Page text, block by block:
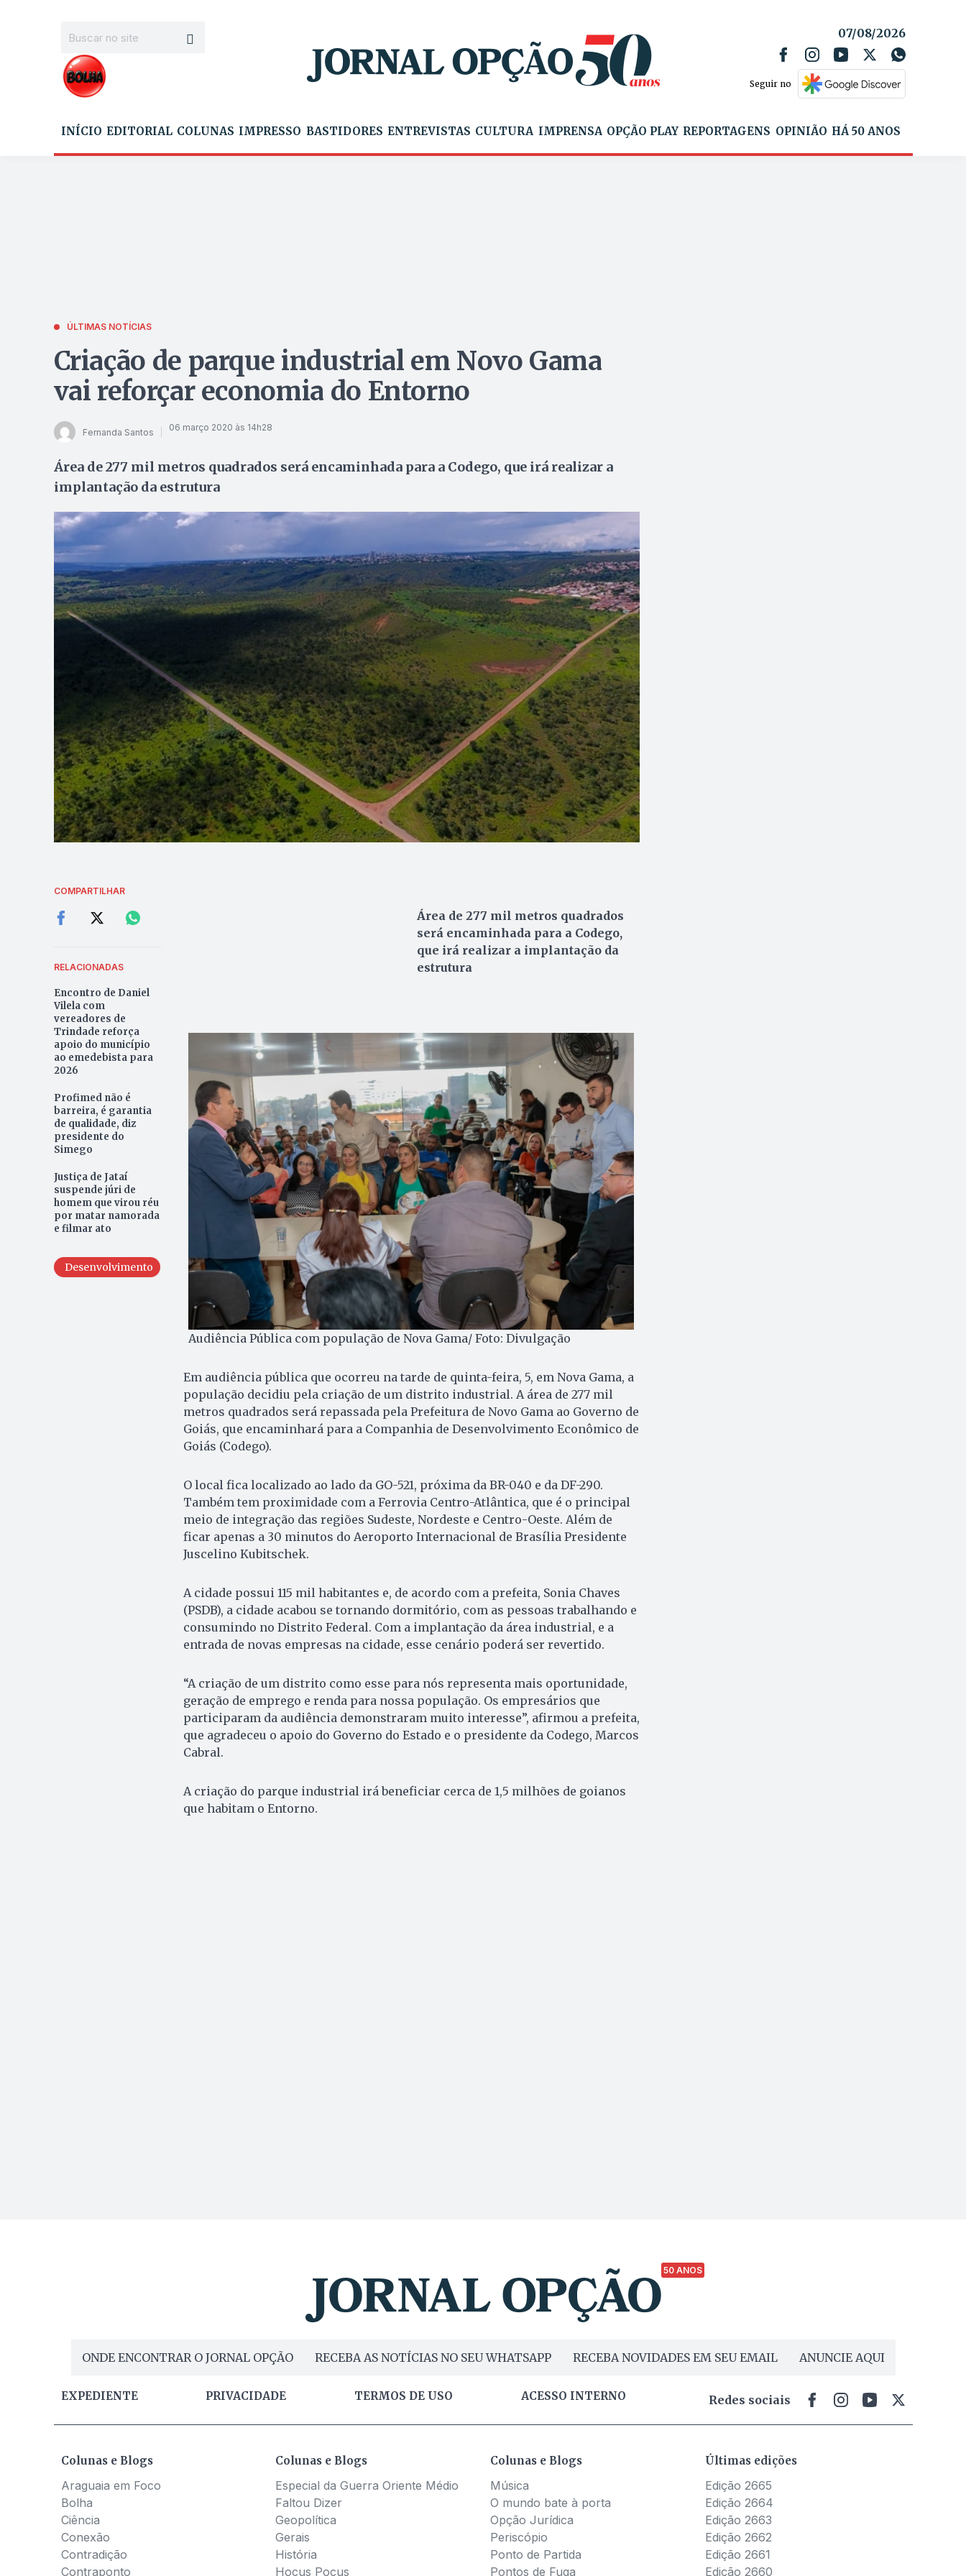
07/08/2026
Seguir no
INÍCIO EDITORIAL COLUNAS IMPRESSO BASTIDORES ENTREVISTAS CULTURA IMPRENSA OPÇÃO PLAY REPORTAGENS OPINIÃO HÁ 50 ANOS
ÚLTIMAS NOTÍCIAS
Criação de parque industrial em Novo Gama
vai reforçar economia do Entorno
Fernanda Santos 06 março 2020 às 14h28
Área de 277 mil metros quadrados será encaminhada para a Codego, que irá realizar a
implantação da estrutura
COMPARTILHAR
RELACIONADAS
Encontro de Daniel
Vilela com
vereadores de
Trindade reforça
apoio do município
ao emedebista para
2026
Profimed não é
barreira, é garantia
de qualidade, diz
presidente do
Simego
Justiça de Jataí
suspende júri de
homem que virou réu
por matar namorada
e filmar ato
Desenvolvimento
Área de 277 mil metros quadrados
será encaminhada para a Codego,
que irá realizar a implantação da
estrutura
Audiência Pública com população de Nova Gama/ Foto: Divulgação
Em audiência pública que ocorreu na tarde de quinta-feira, 5, em Nova Gama, a
população decidiu pela criação de um distrito industrial. A área de 277 mil
metros quadrados será repassada pela Prefeitura de Novo Gama ao Governo de
Goiás, que encaminhará para a Companhia de Desenvolvimento Econômico de
Goiás (Codego).
O local fica localizado ao lado da GO-521, próxima da BR-040 e da DF-290.
Também tem proximidade com a Ferrovia Centro-Atlântica, que é o principal
meio de integração das regiões Sudeste, Nordeste e Centro-Oeste. Além de
ficar apenas a 30 minutos do Aeroporto Internacional de Brasília Presidente
Juscelino Kubitschek.
A cidade possui 115 mil habitantes e, de acordo com a prefeita, Sonia Chaves
(PSDB), a cidade acabou se tornando dormitório, com as pessoas trabalhando e
consumindo no Distrito Federal. Com a implantação da área industrial, e a
entrada de novas empresas na cidade, esse cenário poderá ser revertido.
“A criação de um distrito como esse para nós representa mais oportunidade,
geração de emprego e renda para nossa população. Os empresários que
participaram da audiência demonstraram muito interesse”, afirmou a prefeita,
que agradeceu o apoio do Governo do Estado e o presidente da Codego, Marcos
Cabral.
A criação do parque industrial irá beneficiar cerca de 1,5 milhões de goianos
que habitam o Entorno.
50 ANOS
ONDE ENCONTRAR O JORNAL OPÇÃO RECEBA AS NOTÍCIAS NO SEU WHATSAPP RECEBA NOVIDADES EM SEU EMAIL ANUNCIE AQUI
EXPEDIENTE PRIVACIDADE TERMOS DE USO ACESSO INTERNO Redes sociais
Colunas e Blogs
Araguaia em Foco
Bolha
Ciência
Conexão
Contradição
Contraponto
Colunas e Blogs
Especial da Guerra Oriente Médio
Faltou Dizer
Geopolítica
Gerais
História
Hocus Pocus
Colunas e Blogs
Música
O mundo bate à porta
Opção Jurídica
Periscópio
Ponto de Partida
Pontos de Fuga
Últimas edições
Edição 2665
Edição 2664
Edição 2663
Edição 2662
Edição 2661
Edição 2660